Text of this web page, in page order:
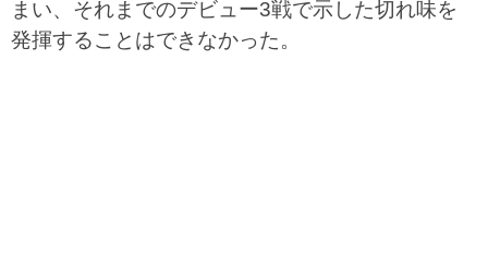
まい、それまでのデビュー3戦で示した切れ味を
発揮することはできなかった。